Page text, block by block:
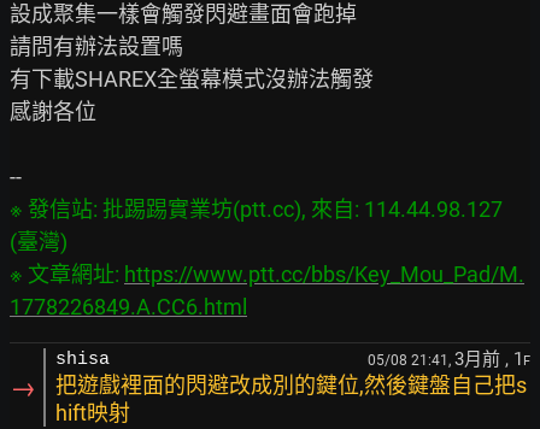
設成聚集一樣會觸發閃避畫面會跑掉
請問有辦法設置嗎
有下載SHAREX全螢幕模式沒辦法觸發
感謝各位
※ 發信站: 批踢踢實業坊(ptt.cc), 來自: 114.44.98.127
(臺灣)
※ 文章網址: https://www.ptt.cc/bbs/Key_Mou_Pad/M.
1778226849.A.CC6.html
→
shisa 05/08 21:41, 3月前 , 1 F
把遊戲裡面的閃避改成別的鍵位,然後鍵盤自己把s
hift映射